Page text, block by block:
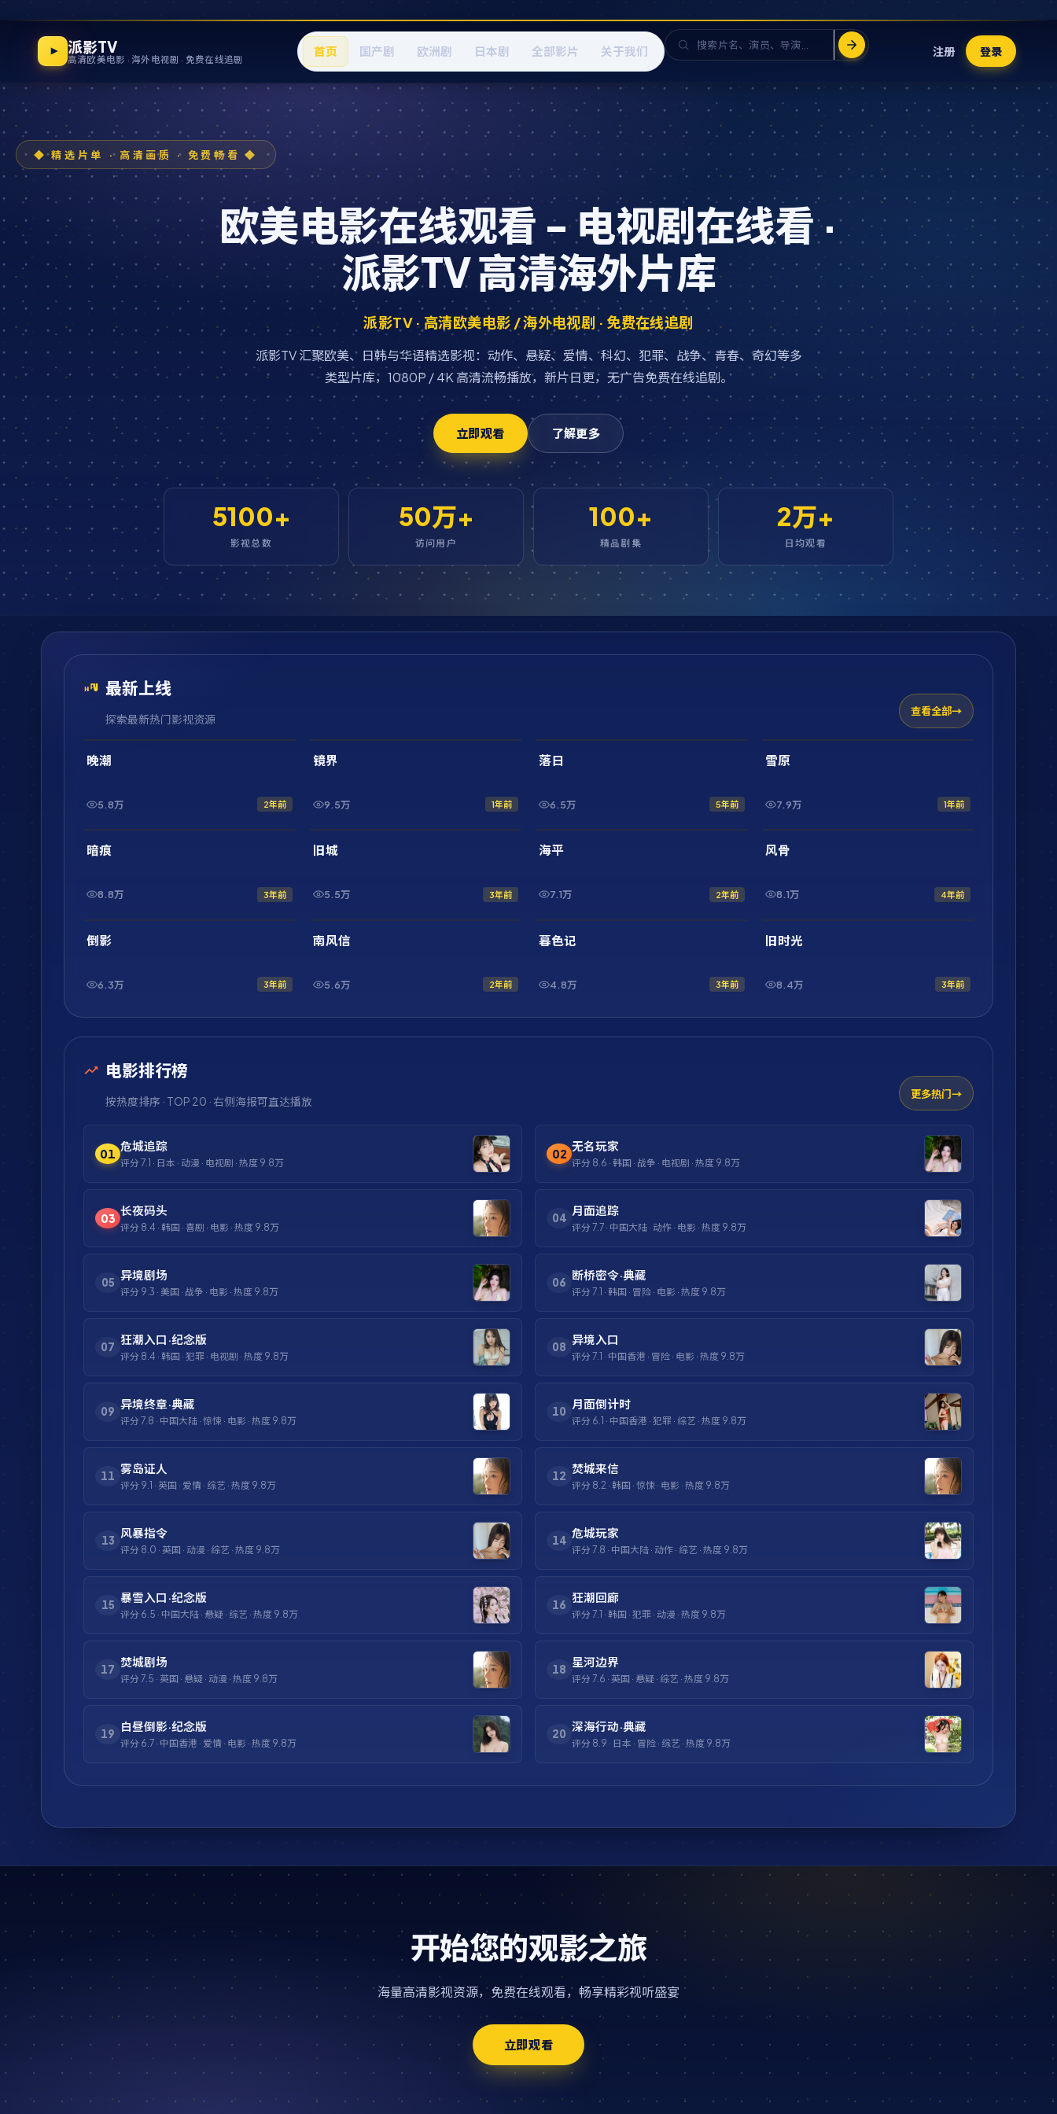
派影TV
高清欧美电影 · 海外电视剧 · 免费在线追剧
首页 国产剧 欧洲剧 日本剧 全部影片 关于我们 注册 登录
欧美电影在线观看 - 电视剧在线看 ·
派影TV 高清海外片库
派影TV · 高清欧美电影 / 海外电视剧 · 免费在线追剧
派影TV 汇聚欧美、日韩与华语精选影视：动作、悬疑、爱情、科幻、犯罪、战争、青春、奇幻等多
类型片库，1080P / 4K 高清流畅播放，新片日更，无广告免费在线追剧。
立即观看 了解更多
5100+
影视总数
50万+
访问用户
100+
精品剧集
2万+
日均观看
最新上线
探索最新热门影视资源
查看全部
最新
晚潮
5.8万 2年前
最新
镜界
9.5万 1年前
最新
落日
6.5万 5年前
最新
1:56:54
雪原
7.9万 1年前
最新
暗痕
8.8万 3年前
最新
旧城
5.5万 3年前
最新
海平
7.1万 2年前
最新
风骨
8.1万 4年前
最新
倒影
6.3万 3年前
最新
南风信
5.6万 2年前
最新
暮色记
4.8万 3年前
最新
旧时光
8.4万 3年前
电影排行榜
按热度排序 · TOP 20 · 右侧海报可直达播放
更多热门
01
危城追踪
评分 7.1 · 日本 · 动漫 · 电视剧 · 热度 9.8万
02
无名玩家
评分 8.6 · 韩国 · 战争 · 电视剧 · 热度 9.8万
03
长夜码头
评分 8.4 · 韩国 · 喜剧 · 电影 · 热度 9.8万
04
月面追踪
评分 7.7 · 中国大陆 · 动作 · 电影 · 热度 9.8万
05
异境剧场
评分 9.3 · 美国 · 战争 · 电影 · 热度 9.8万
06
断桥密令·典藏
评分 7.1 · 韩国 · 冒险 · 电影 · 热度 9.8万
07
狂潮入口·纪念版
评分 8.4 · 韩国 · 犯罪 · 电视剧 · 热度 9.8万
08
异境入口
评分 7.1 · 中国香港 · 冒险 · 电影 · 热度 9.8万
09
异境终章·典藏
评分 7.8 · 中国大陆 · 惊悚 · 电影 · 热度 9.8万
10
月面倒计时
评分 6.1 · 中国香港 · 犯罪 · 综艺 · 热度 9.8万
11
雾岛证人
评分 9.1 · 英国 · 爱情 · 综艺 · 热度 9.8万
12
焚城来信
评分 8.2 · 韩国 · 惊悚 · 电影 · 热度 9.8万
13
风暴指令
评分 8.0 · 英国 · 动漫 · 综艺 · 热度 9.8万
14
危城玩家
评分 7.8 · 中国大陆 · 动作 · 综艺 · 热度 9.8万
15
暴雪入口·纪念版
评分 6.5 · 中国大陆 · 悬疑 · 综艺 · 热度 9.8万
16
狂潮回廊
评分 7.1 · 韩国 · 犯罪 · 动漫 · 热度 9.8万
17
焚城剧场
评分 7.5 · 英国 · 悬疑 · 动漫 · 热度 9.8万
18
星河边界
评分 7.6 · 英国 · 悬疑 · 综艺 · 热度 9.8万
19
白昼倒影·纪念版
评分 6.7 · 中国香港 · 爱情 · 电影 · 热度 9.8万
20
深海行动·典藏
评分 8.9 · 日本 · 冒险 · 综艺 · 热度 9.8万
开始您的观影之旅
海量高清影视资源，免费在线观看，畅享精彩视听盛宴
立即观看